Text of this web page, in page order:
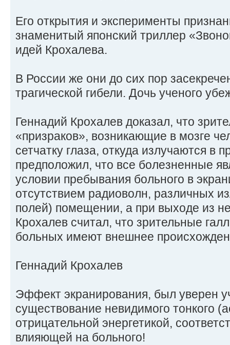
Его открытия и эксперименты
знаменитый японский триллер
идей Крохалева.
В России же они до сих пор
трагической гибели. Дочь ученого
Геннадий Крохалев доказал, что
«призраков», возникающие в мозге
сетчатку глаза, откуда излучаются в
предположил, что все болезненные
условии пребывания больного в
отсутствием радиоволн, различных
полей) помещении, а при выходе из
Крохалев считал, что зрительные
больных имеют внешнее
Геннадий Крохалев
Эффект экранирования, был уверен
существование невидимого тонкого
отрицательной энергетикой,
влияющей на больного!